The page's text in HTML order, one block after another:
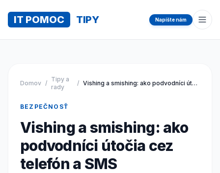
IT POMOC TIPY Napíšte nám
Domov /
Tipy a
rady
/ Vishing a smishing: ako podvodníci útočia cez telefón a SMS
BEZPEČNOSŤ
Vishing a smishing: ako
podvodníci útočia cez
telefón a SMS